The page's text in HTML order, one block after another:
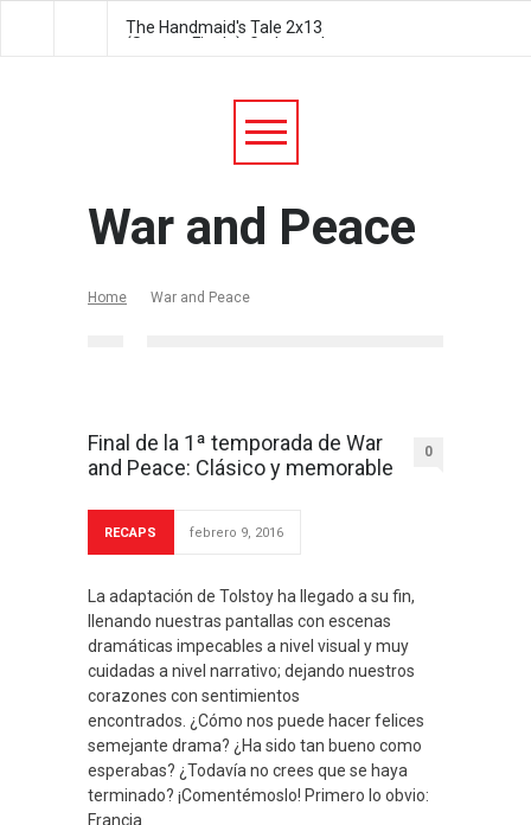
The Handmaid's Tale 2x13
(Season Finale): Godspeed
War and Peace
Home War and Peace
Final de la 1ª temporada de War
and Peace: Clásico y memorable
0
RECAPS febrero 9, 2016
La adaptación de Tolstoy ha llegado a su fin,
llenando nuestras pantallas con escenas
dramáticas impecables a nivel visual y muy
cuidadas a nivel narrativo; dejando nuestros
corazones con sentimientos
encontrados. ¿Cómo nos puede hacer felices
semejante drama? ¿Ha sido tan bueno como
esperabas? ¿Todavía no crees que se haya
terminado? ¡Comentémoslo! Primero lo obvio:
Francia